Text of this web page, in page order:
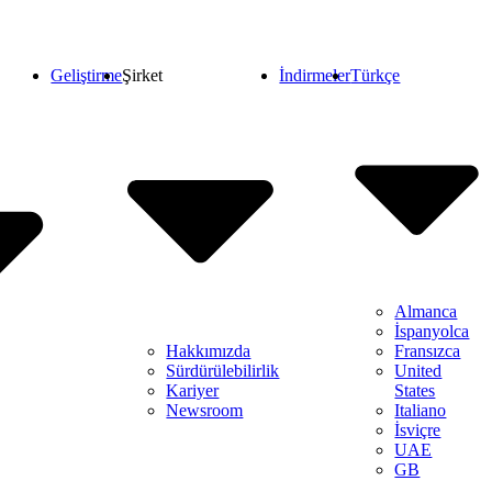
GeliştirmeŞirket
Hakkımızda
Sürdürülebilirlik
Kariyer
Newsroom
İndirmelerTürkçe
Almanca
İspanyolca
Fransızca
United
States
Italiano
İsviçre
UAE
GB